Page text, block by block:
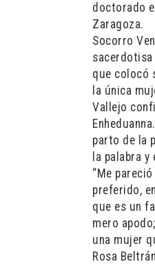
doctorado
Zaragoza.
Socorro
sacerdotisa
que colocó
la única
Vallejo
parto de la
la palabra
“Me
preferido,
que es un
mero
una mujer
Rosa